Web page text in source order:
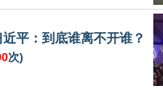
平：到底谁离不开谁？
次)